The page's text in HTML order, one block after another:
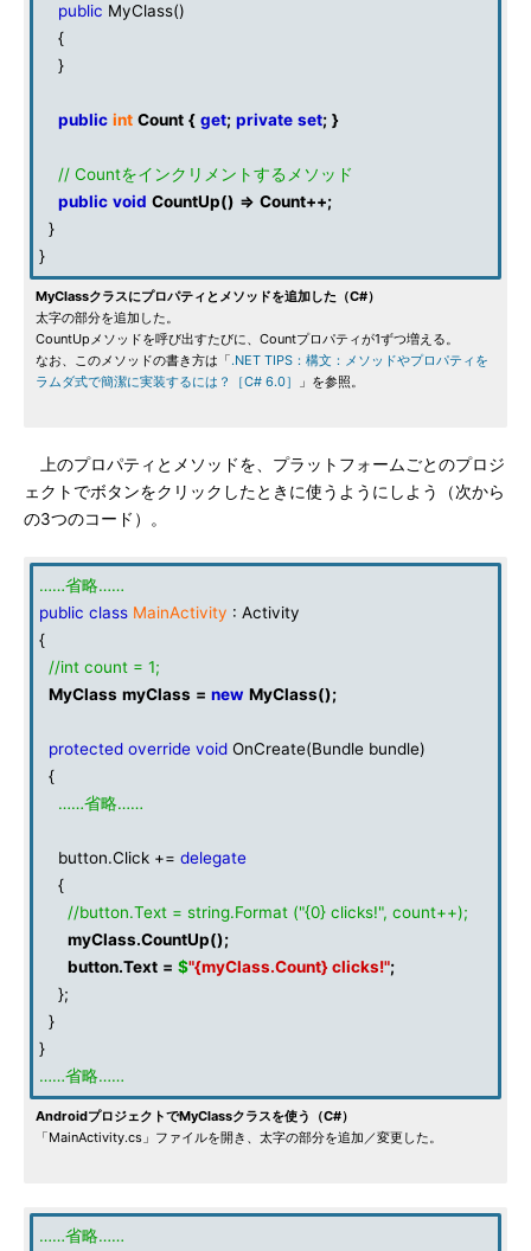
public MyClass()
{
}
public int Count { get; private set; }
// Countをインクリメントするメソッド
public void CountUp() => Count++;
}
}
MyClassクラスにプロパティとメソッドを追加した（C#）
太字の部分を追加した。
CountUpメソッドを呼び出すたびに、Countプロパティが1ずつ増える。
なお、このメソッドの書き方は「.NET TIPS：構文：メソッドやプロパティを
ラムダ式で簡潔に実装するには？［C# 6.0］
」を参照。
上のプロパティとメソッドを、プラットフォームごとのプロジ
ェクトでボタンをクリックしたときに使うようにしよう（次から
の3つのコード）。
……省略……
public class MainActivity : Activity
{
//int count = 1;
MyClass myClass = new MyClass();
protected override void OnCreate(Bundle bundle)
{
……省略……
button.Click += delegate
{
//button.Text = string.Format ("{0} clicks!", count++);
myClass.CountUp();
button.Text = $"{myClass.Count} clicks!";
};
}
}
……省略……
AndroidプロジェクトでMyClassクラスを使う（C#）
「MainActivity.cs」ファイルを開き、太字の部分を追加／変更した。
……省略……